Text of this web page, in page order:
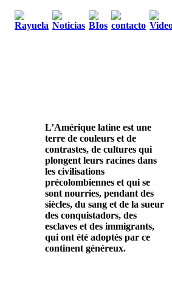
L’Amérique latine est une
terre de couleurs et de
contrastes, de cultures qui
plongent leurs racines dans
les civilisations
précolombiennes et qui se
sont nourries, pendant des
siècles, du sang et de la sueur
des conquistadors, des
esclaves et des immigrants,
qui ont été adoptés par ce
continent généreux.